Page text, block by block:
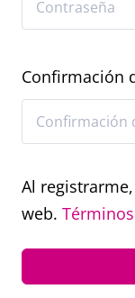
Confirmación
Al
web.